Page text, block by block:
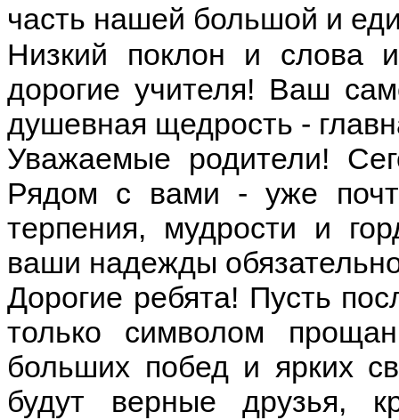
часть нашей большой и
Низкий поклон и слова
дорогие учителя! Ваш
душевная щедрость -
Уважаемые родители!
Рядом с вами - уже
терпения, мудрости и
ваши надежды
Дорогие ребята! Пусть
только символом
больших побед и ярких
будут верные друзья,